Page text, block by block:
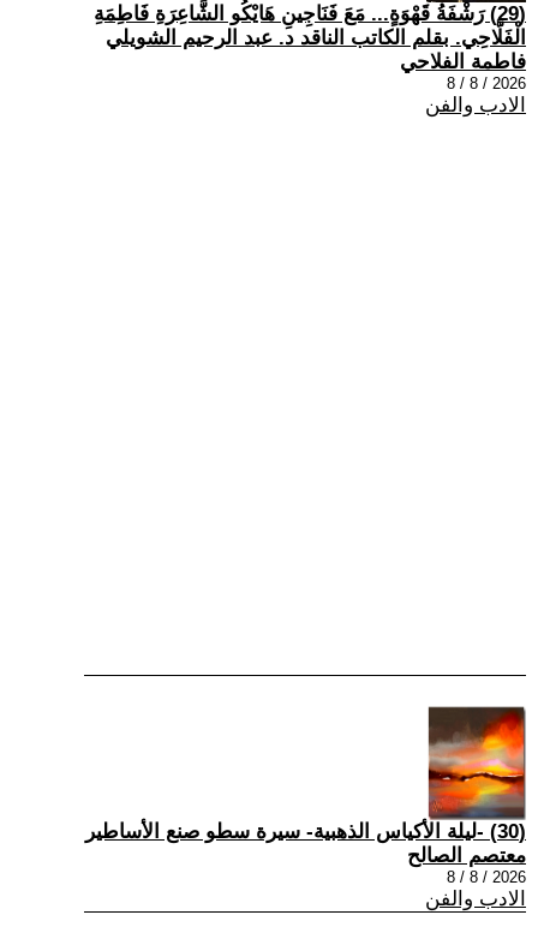
(29) رَشْفَةُ قَهْوَةٍ... مَعَ فَنَاجِينِ هَايْكُو الشَّاعِرَةِ فَاطِمَةِ
الْفَلَّاحِي. بقلم الكاتب الناقد د. عبد الرحيم الشويلي
فاطمة الفلاحي
2026 / 8 / 8
الادب والفن
(30) -ليلة الأكياس الذهبية- سيرة سطو صنع الأساطير
معتصم الصالح
2026 / 8 / 8
الادب والفن